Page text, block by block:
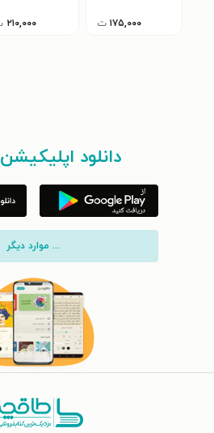
۱۷۵,۰۰۰ ت ۲۱۰,۰۰۰
دانلود
... موارد دیگر